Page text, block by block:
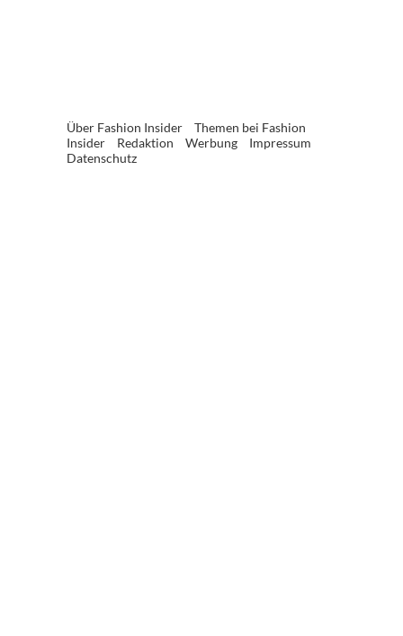
Über Fashion Insider
Themen bei Fashion
Insider
Redaktion Werbung
Impressum
Datenschutz